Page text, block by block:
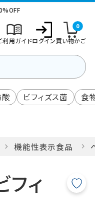
利用ガイドログイン
0
買い物かご
ビフィズス菌 食
機能性表示食品
フィ